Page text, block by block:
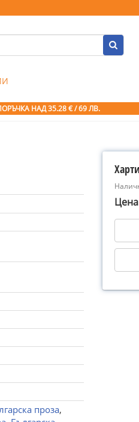
НАД 35.28 € / 69 ЛВ.
проза,